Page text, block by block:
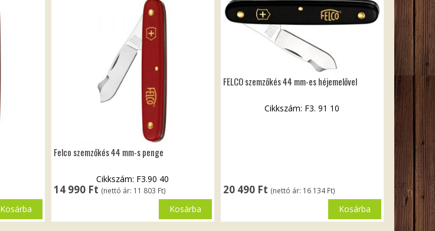
Kosárba
Felco szemzőkés 44 mm-s penge
14 990 Ft (nettó ár: 11 803 Ft)
Cikkszám: F3.90 40
Kosárba
FELCO szemzőkés 44 mm-es héjemelővel
20 490 Ft (nettó ár: 16 134Ft)
Cikkszám: F3. 91 10
Kosárba